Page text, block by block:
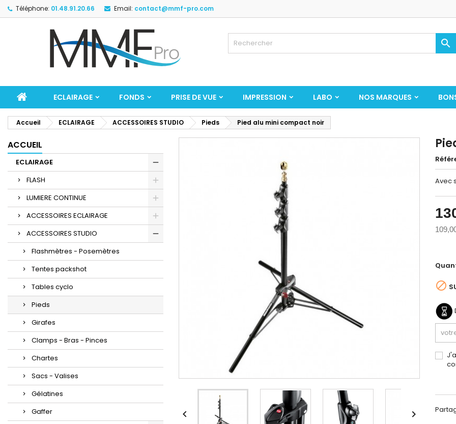
Téléphone: 01.48.91.20.66 Email: contact@mmf-pro.com

ECLAIRAGE FONDS PRISE DE VUE IMPRESSION LABO NOS MARQUES
Accueil ECLAIRAGE ACCESSOIRES STUDIO Pieds Pied alu mini compact noir
ACCUEIL
ECLAIRAGE
FLASH
LUMIERE CONTINUE
ACCESSOIRES ECLAIRAGE
ACCESSOIRES STUDIO
Flashmètres - Posemètres
Tentes packshot
Tables cyclo
Pieds
Girafes
Clamps - Bras - Pinces
Chartes
Sacs - Valises
Gélatines
Gaffer
 
Avec
